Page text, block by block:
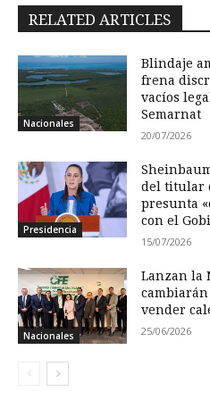
RELATED ARTICLES
Nacionales
Blindaje
frena
vacíos
Semarnat
20/07/2026
Presidencia
del titular
presunta
con el
15/07/2026
Nacionales
Lanzan la
vender
25/06/2026